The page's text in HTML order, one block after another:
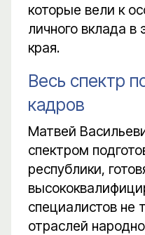
которые вели к
личного вклада в
края.
Весь спектр
кадров
Матвей
спектром
республики,
специалистов не
отраслей